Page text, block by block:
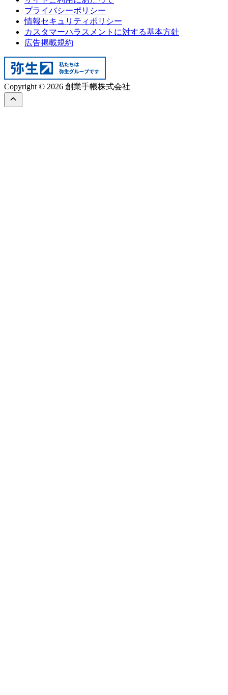
プライバシーポリシー
情報セキュリティポリシー
カスタマーハラスメントに対する基本方針
広告掲載規約
Copyright © 2026 創業手帳株式会社